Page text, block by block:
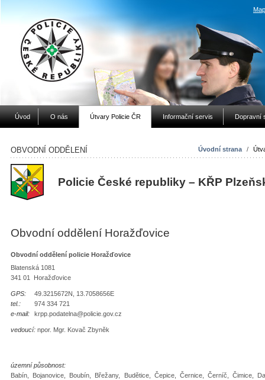
Úvod O nás Útvary Policie ČR Informační servis Dopravní
Úvodní strana /
OBVODNÍ ODDĚLENÍ
Policie České republiky – KŘP
Obvodní oddělení Horažďovice
Obvodní oddělení policie Horažďovice
Blatenská 1081
341 01 Horažďovice
GPS:
49.3215672N, 13.7058656E
tel.:
974 334 721
e-mail:
krpp.podatelna@policie.gov.cz
vedoucí: npor. Mgr. Kovač Zbyněk
územní působnost:
Babín, Bojanovice, Boubín, Břežany, Budětice, Čepice, Černice, Černíč, Čimice,